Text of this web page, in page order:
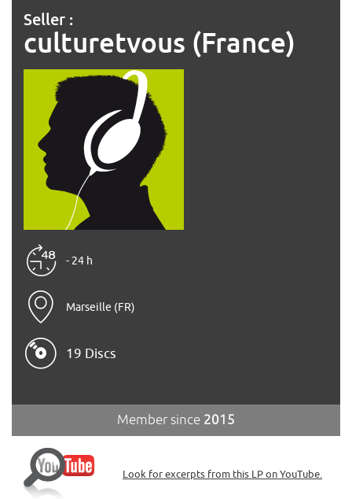
Seller :
culturetvous (France)
- 24 h
Marseille (FR)
19 Discs
Member since 2015
Look for excerpts from this LP on YouTube.